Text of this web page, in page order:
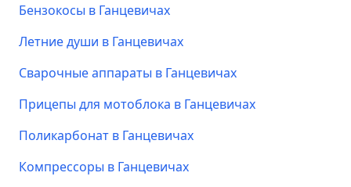
Бензокосы в Ганцевичах
Летние души в Ганцевичах
Сварочные аппараты в Ганцевичах
Прицепы для мотоблока в Ганцевичах
Поликарбонат в Ганцевичах
Компрессоры в Ганцевичах